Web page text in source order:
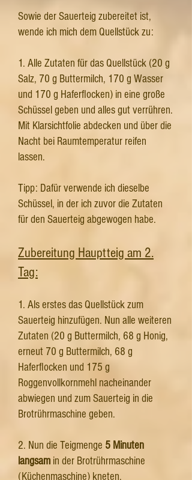
Sowie der Sauerteig zubereitet ist,
wende ich mich dem Quellstück zu:
1. Alle Zutaten für das Quellstück (20 g
Salz, 70 g Buttermilch, 170 g Wasser
und 170 g Haferflocken) in eine große
Schüssel geben und alles gut verrühren.
Mit Klarsichtfolie abdecken und über die
Nacht bei Raumtemperatur reifen
lassen.
Tipp: Dafür verwende ich dieselbe
Schüssel, in der ich zuvor die Zutaten
für den Sauerteig abgewogen habe.
Zubereitung Hauptteig am 2.
Tag:
1. Als erstes das Quellstück zum
Sauerteig hinzufügen. Nun alle weiteren
Zutaten (20 g Buttermilch, 68 g Honig,
erneut 70 g Buttermilch, 68 g
Haferflocken und 175 g
Roggenvollkornmehl nacheinander
abwiegen und zum Sauerteig in die
Brotrührmaschine geben.
2. Nun die Teigmenge 5 Minuten
langsam in der Brotrührmaschine
(Küchenmaschine) kneten.